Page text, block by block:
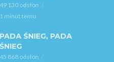
49 130 odsłon
1 minut temu
PADA ŚNIEG, PADA
ŚNIEG
45 868 odsłon